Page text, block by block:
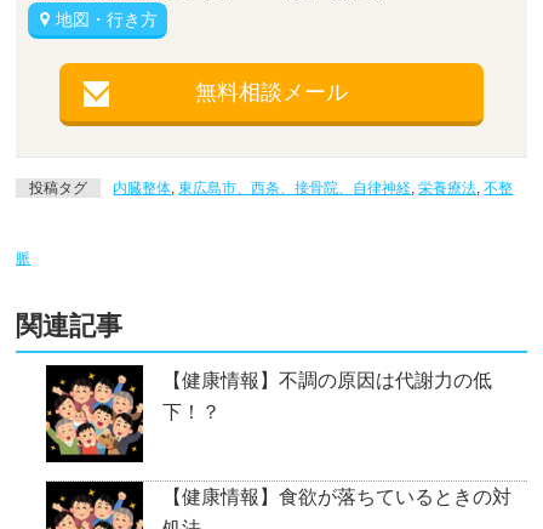
地図・行き方
無料相談メール
投稿タグ 内臓整体 ,東広島市、西条、接骨院、自律神経 ,栄養療法 ,不整
脈
関連記事
【健康情報】不調の原因は代謝力の低
下！？
【健康情報】食欲が落ちているときの対